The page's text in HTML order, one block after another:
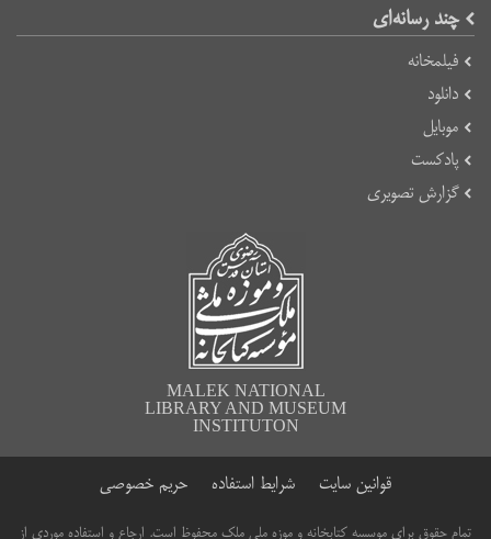
چند رسانه‌ای
فیلمخانه
دانلود
موبایل
پادکست
گزارش تصویری
MALEK NATIONAL
LIBRARY AND MUSEUM
INSTITUTON
قوانین سایت شرایط استفاده حریم خصوصی
تمام حقوق برای موسسه کتابخانه و موزه ملی ملک محفوظ است. ارجاع و استفاده موردی از